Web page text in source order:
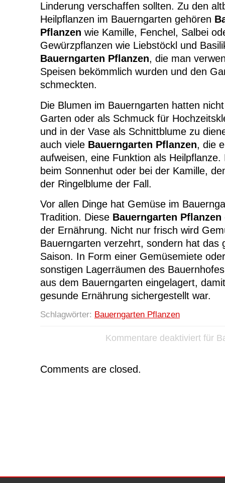
Linderung verschaffen sollten. Zu den
Heilpflanzen im Bauerngarten gehören
Pflanzen wie Kamille, Fenchel, Salbei
Gewürzpflanzen wie Liebstöckl und
Bauerngarten Pflanzen, die man
Speisen bekömmlich wurden und den
schmeckten.
Die Blumen im Bauerngarten hatten
Garten oder als Schmuck für
und in der Vase als Schnittblume zu
auch viele Bauerngarten Pflanzen, die
aufweisen, eine Funktion als
beim Sonnenhut oder bei der Kamille,
der Ringelblume der Fall.
Vor allen Dinge hat Gemüse im
Tradition. Diese Bauerngarten Pflanzen
der Ernährung. Nicht nur frisch wird
Bauerngarten verzehrt, sondern hat das
Saison. In Form einer Gemüsemiete
sonstigen Lagerräumen des
aus dem Bauerngarten eingelagert,
gesunde Ernährung sichergestellt war.
Schlagwörter: Bauerngarten Pflanzen
Kommentare deaktiviert für
Comments are closed.